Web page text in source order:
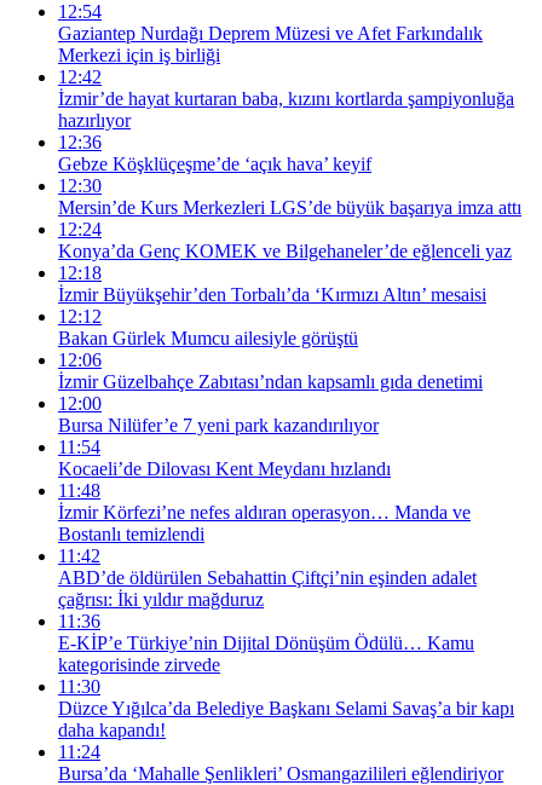
12:54
Gaziantep Nurdağı Deprem Müzesi ve Afet Farkındalık
Merkezi için iş birliği
12:42
İzmir’de hayat kurtaran baba, kızını kortlarda şampiyonluğa
hazırlıyor
12:36
Gebze Köşklüçeşme’de ‘açık hava’ keyif
12:30
Mersin’de Kurs Merkezleri LGS’de büyük başarıya imza attı
12:24
Konya’da Genç KOMEK ve Bilgehaneler’de eğlenceli yaz
12:18
İzmir Büyükşehir’den Torbalı’da ‘Kırmızı Altın’ mesaisi
12:12
Bakan Gürlek Mumcu ailesiyle görüştü
12:06
İzmir Güzelbahçe Zabıtası’ndan kapsamlı gıda denetimi
12:00
Bursa Nilüfer’e 7 yeni park kazandırılıyor
11:54
Kocaeli’de Dilovası Kent Meydanı hızlandı
11:48
İzmir Körfezi’ne nefes aldıran operasyon… Manda ve
Bostanlı temizlendi
11:42
ABD’de öldürülen Sebahattin Çiftçi’nin eşinden adalet
çağrısı: İki yıldır mağduruz
11:36
E-KİP’e Türkiye’nin Dijital Dönüşüm Ödülü… Kamu
kategorisinde zirvede
11:30
Düzce Yığılca’da Belediye Başkanı Selami Savaş’a bir kapı
daha kapandı!
11:24
Bursa’da ‘Mahalle Şenlikleri’ Osmangazilileri eğlendiriyor